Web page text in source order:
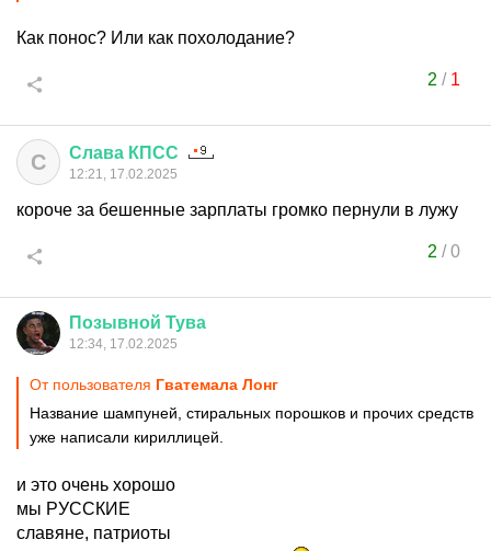
Как понос? Или как похолодание?
2 / 1
С Слава КПСС
12:21, 17.02.2025
короче за бешенные зарплаты громко пернули в лужу
2 /0
Позывной Тува
12:34, 17.02.2025
От пользователя Гватемала Лонг
Название шампуней, стиральных порошков и прочих средств
уже написали кириллицей.
и это очень хорошо
мы РУССКИЕ
славяне, патриоты